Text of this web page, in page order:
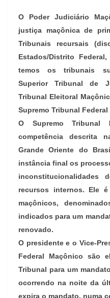
O Poder Judiciário
justiça maçônica de
Tribunais recursais
Estados/Distrito
temos os tribunais
Superior Tribunal de
Tribunal Eleitoral
Supremo Tribunal
O Supremo Tribunal
competência descrita
Grande Oriente do
instância final os
recursos internos. Ele
maçônicos,
indicados para um
renovado.
O presidente e o Vice-
Federal Maçônico são
Tribunal para um
ocorrendo na noite da
expira o mandato, numa